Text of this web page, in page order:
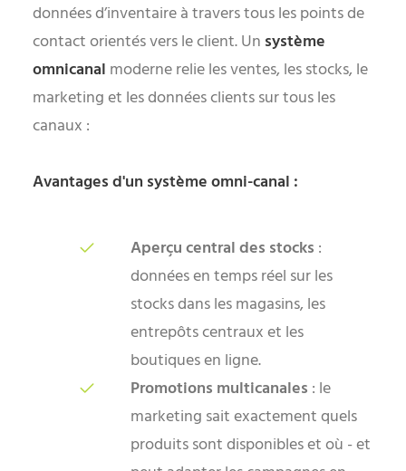
données d’inventaire à travers tous les points de
contact orientés vers le client. Un système
omnicanal moderne relie les ventes, les stocks, le
marketing et les données clients sur tous les
canaux :
Avantages d'un système omni-canal :
Aperçu central des stocks :
données en temps réel sur les
stocks dans les magasins, les
entrepôts centraux et les
boutiques en ligne.
Promotions multicanales : le
marketing sait exactement quels
produits sont disponibles et où - et